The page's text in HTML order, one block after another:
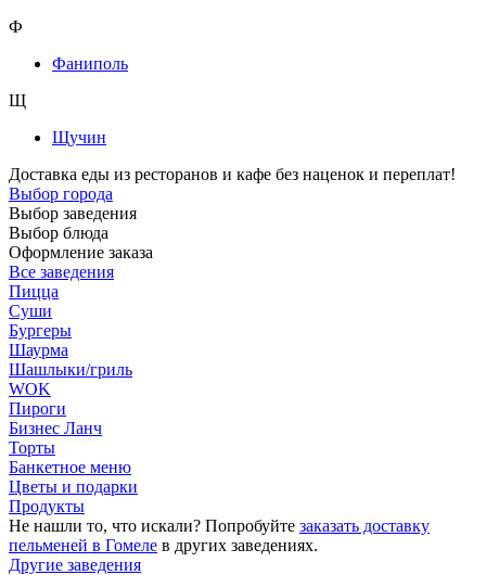
Ф
Фаниполь
Щ
Щучин
Доставка еды из ресторанов и кафе без наценок и переплат!
Выбор города
Выбор заведения
Выбор блюда
Оформление заказа
Все заведения
Пицца
Суши
Бургеры
Шаурма
Шашлыки/гриль
WOK
Пироги
Бизнес Ланч
Торты
Банкетное меню
Цветы и подарки
Продукты
Не нашли то, что искали? Попробуйте заказать доставку
пельменей в Гомеле в других заведениях.
Другие заведения